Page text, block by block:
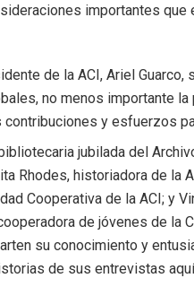
importantes que
de la ACI, Ariel Guarco,
no menos importante la
y esfuerzos
jubilada del
Rhodes, historiadora de la
Cooperativa de la ACI; y
de jóvenes de la
su conocimiento y
de sus entrevistas